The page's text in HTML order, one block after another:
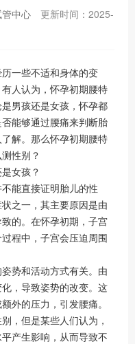
中心
更新时间：2025-
一些不适和身体的变
人认为，怀孕初期腰特
男孩还是女孩，怀孕都
能够通过腰痛来判断胎
解。那么怀孕初期腰特
性别？
女孩？
能直接证明胎儿的性
之一，其主要原因是由
的。在怀孕初期，子宫
程中，子宫会压迫周围
势和活动方式有关。由
，导致姿势的改变。这
外的压力，引发腰痛。
但是某些人们认为，
产生影响，从而导致不